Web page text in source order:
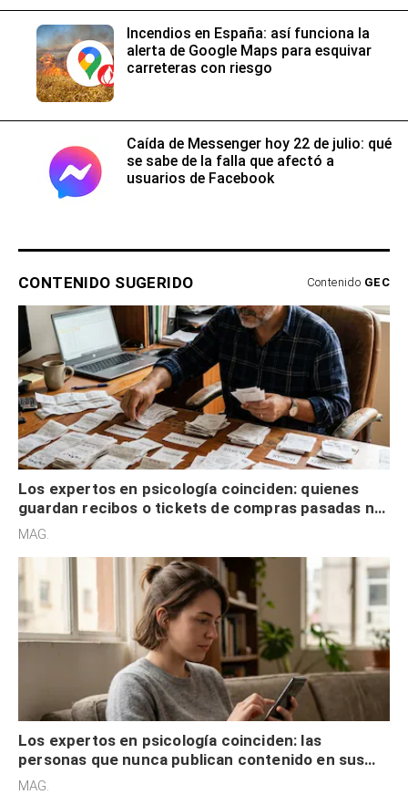
Incendios en España: así funciona la
alerta de Google Maps para esquivar
carreteras con riesgo
Caída de Messenger hoy 22 de julio: qué
se sabe de la falla que afectó a
usuarios de Facebook
CONTENIDO SUGERIDO Contenido GEC
Los expertos en psicología coinciden: quienes
guardan recibos o tickets de compras pasadas no
son acumuladores, sino que tienen necesidad de
MAG.
Los expertos en psicología coinciden: las
personas que nunca publican contenido en sus
redes sociales no pretenden buscar validación
MAG.